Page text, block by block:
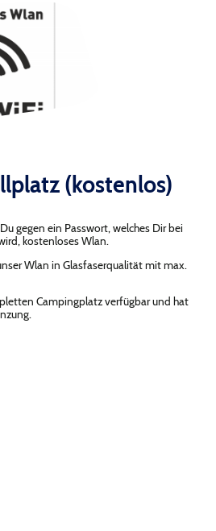
(kostenlos)
gegen ein Passwort, welches Dir bei
kostenloses Wlan.
Wlan in Glasfaserqualität mit max.
Campingplatz verfügbar und hat